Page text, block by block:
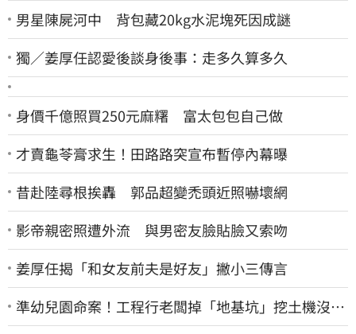
男星陳屍河中 背包藏20kg水泥塊死因成謎
獨／姜厚任認愛後談身後事：走多久算多久
身價千億照買250元麻糬 富太包包自己做
才賣龜苓膏求生！田路路突宣布暫停內幕曝
昔赴陸尋根挨轟 郭品超變禿頭近照嚇壞網
影帝親密照遭外流 與男密友臉貼臉又索吻
姜厚任揭「和女友前夫是好友」撇小三傳言
準幼兒園命案！工程行老闆掉「地基坑」挖土機沒看
到…下土石活埋他